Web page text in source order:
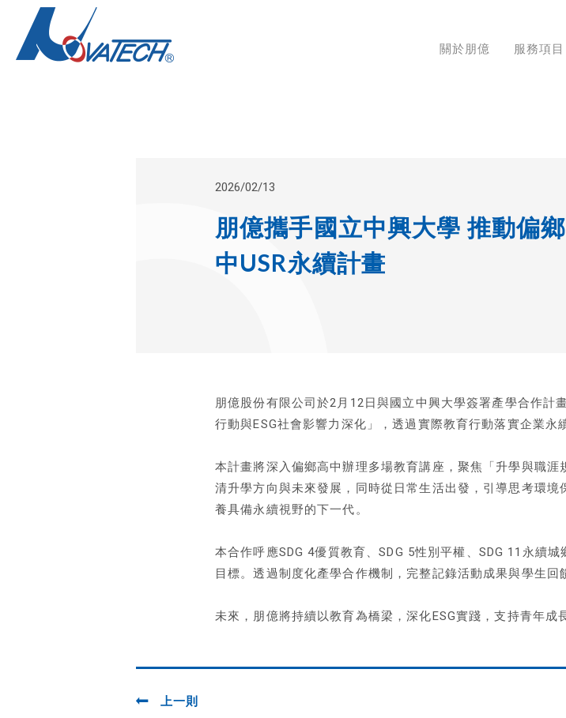
關於朋億 服務項目
2026/02/13
朋億攜手國立中興大學 推動偏
中USR永續計畫
朋億股份有限公司於2月12日與國立中興大學簽署產學合作計
行動與ESG社會影響力深化」，透過實際教育行動落實企業永
本計畫將深入偏鄉高中辦理多場教育講座，聚焦「升學與職
清升學方向與未來發展，同時從日常生活出發，引導思考環
養具備永續視野的下一代。
本合作呼應SDG 4優質教育、SDG 5性別平權、SDG 11永續
目標。透過制度化產學合作機制，完整記錄活動成果與學生回
未來，朋億將持續以教育為橋梁，深化ESG實踐，支持青年成
上一則